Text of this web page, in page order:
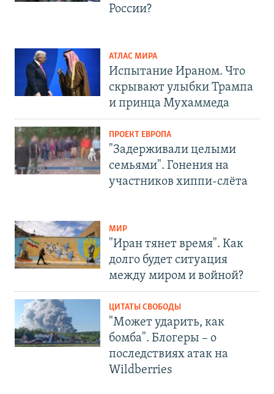
России?
АТЛАС МИРА
Испытание Ираном. Что
скрывают улыбки Трампа
и принца Мухаммеда
ПРОЕКТ ЕВРОПА
"Задерживали целыми
семьями". Гонения на
участников хиппи-слёта
МИР
"Иран тянет время". Как
долго будет ситуация
между миром и войной?
ЦИТАТЫ СВОБОДЫ
"Может ударить, как
бомба". Блогеры – о
последствиях атак на
Wildberries